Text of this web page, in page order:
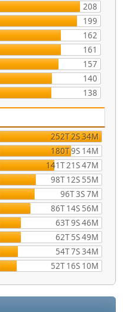
208
199
162
161
157
140
138
252T 2S 34M
180T 9S 14M
141T 21S 47M
98T 12S 55M
96T 3S 7M
86T 14S 56M
63T 9S 46M
62T 5S 49M
54T 7S 34M
52T 16S 10M